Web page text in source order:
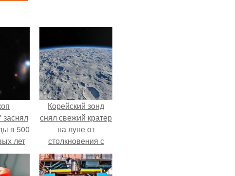
в 500
лет
Корейский зонд
снял свежий кратер
на луне от
столкновения с
обломком Falcon 9.